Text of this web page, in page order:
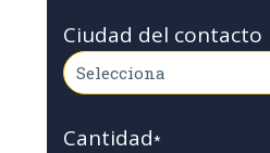
Ciudad del contacto
Cantidad*